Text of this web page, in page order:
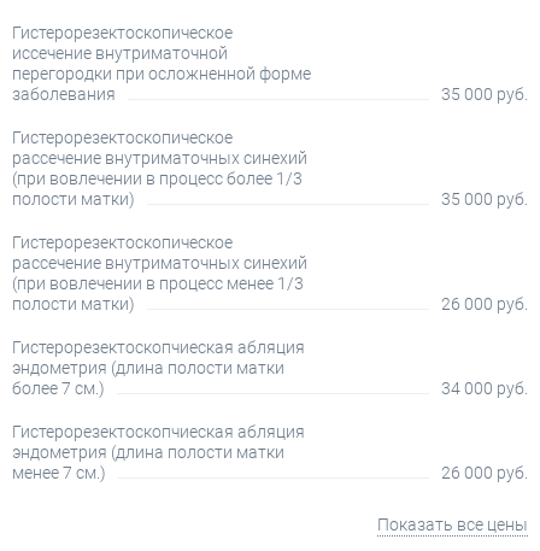
Гистерорезектоскопическое
иссечение внутриматочной
перегородки при осложненной форме
заболевания
35 000 руб.
Гистерорезектоскопическое
рассечение внутриматочных синехий
(при вовлечении в процесс более 1/3
полости матки)
35 000 руб.
Гистерорезектоскопическое
рассечение внутриматочных синехий
(при вовлечении в процесс менее 1/3
полости матки)
26 000 руб.
Гистерорезектоскопчиеская абляция
эндометрия (длина полости матки
более 7 см.)
34 000 руб.
Гистерорезектоскопчиеская абляция
эндометрия (длина полости матки
менее 7 см.)
26 000 руб.
Показать все цены